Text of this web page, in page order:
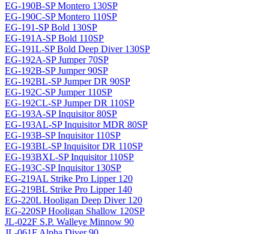
EG-190B-SP Montero 130SP
EG-190C-SP Montero 110SP
EG-191-SP Bold 130SP
EG-191A-SP Bold 110SP
EG-191L-SP Bold Deep Diver 130SP
EG-192A-SP Jumper 70SP
EG-192B-SP Jumper 90SP
EG-192BL-SP Jumper DR 90SP
EG-192C-SP Jumper 110SP
EG-192CL-SP Jumper DR 110SP
EG-193A-SP Inquisitor 80SP
EG-193AL-SP Inquisitor MDR 80SP
EG-193B-SP Inquisitor 110SP
EG-193BL-SP Inquisitor DR 110SP
EG-193BXL-SP Inquisitor 110SP
EG-193C-SP Inquisitor 130SP
EG-219AL Strike Pro Lipper 120
EG-219BL Strike Pro Lipper 140
EG-220L Hooligan Deep Diver 120
EG-220SP Hooligan Shallow 120SP
JL-022F S.P. Walleye Minnow 90